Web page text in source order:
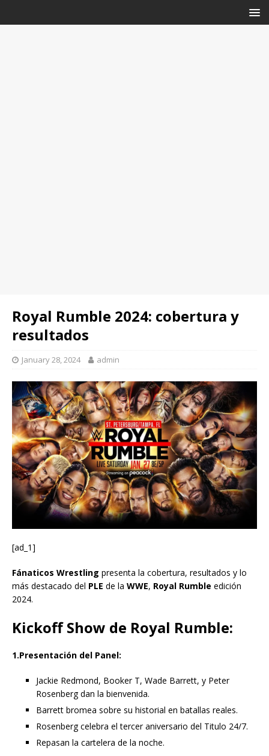
Royal Rumble 2024: cobertura y
resultados
January 28, 2024 admin
[ad_1]
Fánaticos Wrestling presenta la cobertura, resultados y lo
más destacado del PLE de la WWE, Royal Rumble edición
2024.
Kickoff Show de Royal Rumble:
1.Presentación del Panel:
Jackie Redmond, Booker T, Wade Barrett, y Peter
Rosenberg dan la bienvenida.
Barrett bromea sobre su historial en batallas reales.
Rosenberg celebra el tercer aniversario del Titulo 24/7.
Repasan la cartelera de la noche.